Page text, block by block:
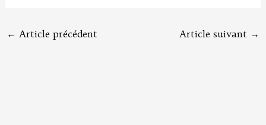
← Article précédent Article suivant →